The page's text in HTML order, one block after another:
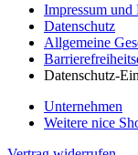
Impressum und
Datenschutz
Allgemeine
Datenschutz-
Unternehmen
Weitere nice